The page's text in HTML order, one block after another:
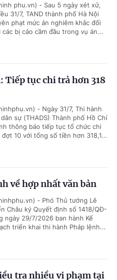
phu.vn) - Sau 5 ngày xét xử,
31/7, TAND thành phố Hà Nội
phạt mức án nghiêm khắc đối
các bị cáo cầm đầu trong vụ án...
Tiếp tục chi trả hơn 318
- Ngày 31/7, Thi hành
sự (THADS) Thành phố Hồ Chí
thông báo tiếp tục tổ chức chi
đợt 10 với tổng số tiền hơn 318,1...
về hợp nhất văn bản
- Phó Thủ tướng Lê
Châu ký Quyết định số 1418/QĐ-
ngày 29/7/2026 ban hành Kế
triển khai thi hành Pháp lệnh...
tra nhiều vi phạm tại